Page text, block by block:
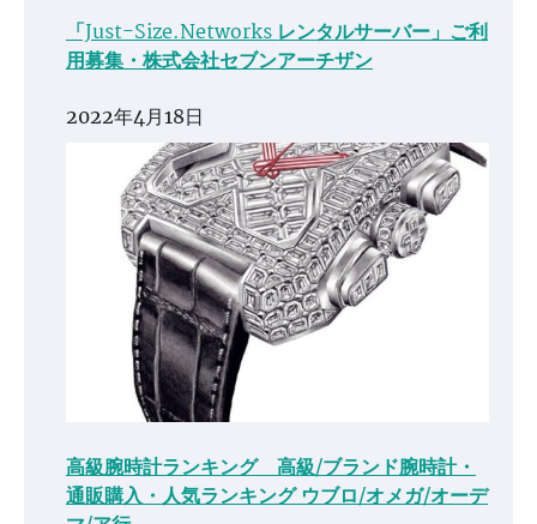
「Just-Size.Networks レンタルサーバー」ご利
用募集・株式会社セブンアーチザン
2022年4月18日
高級腕時計ランキング 高級/ブランド腕時計・
通販購入・人気ランキング ウブロ/オメガ/オーデ